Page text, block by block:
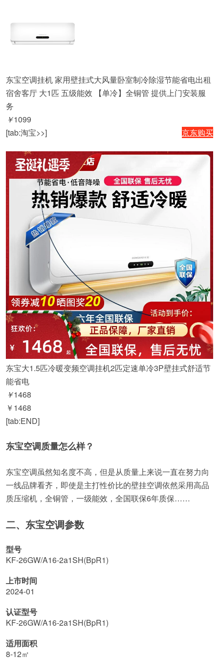
东宝空调挂机 家用壁挂式大风量卧室制冷除湿节能省电出租
宿舍客厅 大1匹 五级能效 【单冷】全铜管 提供上门安装服
务
￥1099
京东购买
[tab:淘宝>>]
东宝大1.5匹冷暖变频空调挂机2匹定速单冷3P壁挂式舒适节
能省电
￥1468
￥1468
[tab:END]
东宝空调质量怎么样？
东宝空调虽然知名度不高，但是从质量上来说一直在努力向
一线品牌看齐，即使是主打性价比的壁挂空调依然采用高品
质压缩机，全铜管，一级能效，全国联保6年质保……
二、东宝空调参数
型号
KF-26GW/A16-2a1SH(BpR1)
上市时间
2024-01
认证型号
KF-26GW/A16-2a1SH(BpR1)
适用面积
8-12㎡